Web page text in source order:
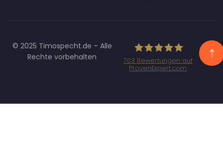
© 2025 Timospecht.de – Alle
Rechte vorbehalten
Marketing GmbH
703 Bewertungen auf
ProvenExpert.com